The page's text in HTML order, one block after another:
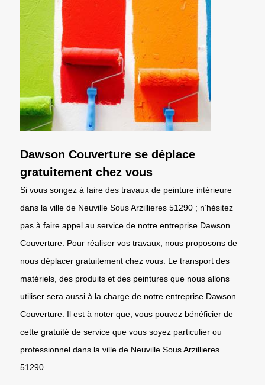
Dawson Couverture se déplace
gratuitement chez vous
Si vous songez à faire des travaux de peinture intérieure
dans la ville de Neuville Sous Arzillieres 51290 ; n’hésitez
pas à faire appel au service de notre entreprise Dawson
Couverture. Pour réaliser vos travaux, nous proposons de
nous déplacer gratuitement chez vous. Le transport des
matériels, des produits et des peintures que nous allons
utiliser sera aussi à la charge de notre entreprise Dawson
Couverture. Il est à noter que, vous pouvez bénéficier de
cette gratuité de service que vous soyez particulier ou
professionnel dans la ville de Neuville Sous Arzillieres
51290.